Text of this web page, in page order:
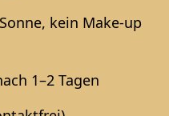
kein Make-up
1–2 Tagen